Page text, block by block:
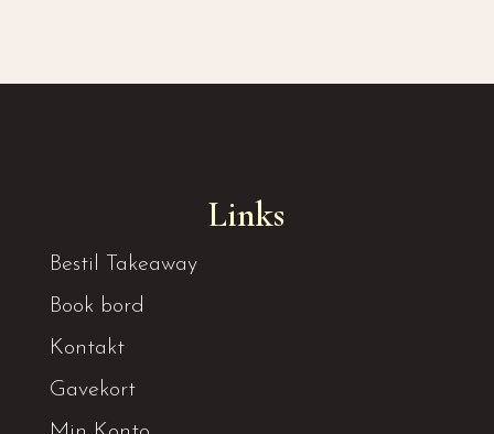
Links
Bestil Takeaway
Book bord
Kontakt
Gavekort